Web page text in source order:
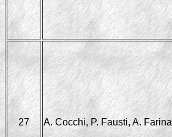
27 A. Cocchi, P. Fausti, A. Farina